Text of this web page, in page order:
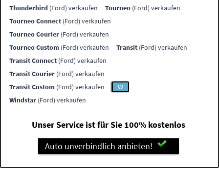
Thunderbird (Ford) verkaufen Tourneo (Ford) verkaufen
Tourneo Connect (Ford) verkaufen
Tourneo Courier (Ford) verkaufen
Tourneo Custom (Ford) verkaufen Transit (Ford) verkaufen
Transit Connect (Ford) verkaufen
Transit Courier (Ford) verkaufen
Transit Custom (Ford) verkaufen
W
Windstar (Ford) verkaufen
Unser Service ist für Sie 100% kostenlos
Auto unverbindlich anbieten!